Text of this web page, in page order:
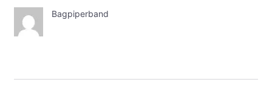
Bagpiperband